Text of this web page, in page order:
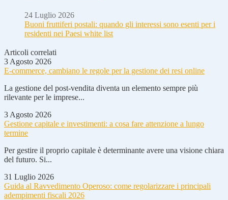
24 Luglio 2026
Buoni fruttiferi postali: quando gli interessi sono esenti per i
residenti nei Paesi white list
Articoli correlati
3 Agosto 2026
E-commerce, cambiano le regole per la gestione dei resi online
La gestione del post-vendita diventa un elemento sempre più
rilevante per le imprese...
3 Agosto 2026
Gestione capitale e investimenti: a cosa fare attenzione a lungo
termine
Per gestire il proprio capitale è determinante avere una visione chiara
del futuro. Si...
31 Luglio 2026
Guida al Ravvedimento Operoso: come regolarizzare i principali
adempimenti fiscali 2026